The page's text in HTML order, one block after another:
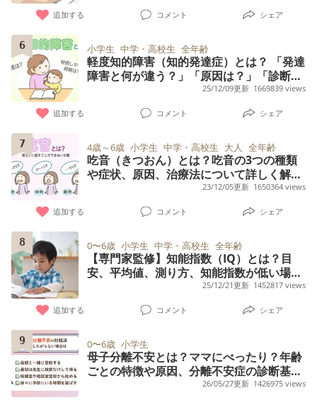
追加する コメント シェア
6 小学生 中学・高校生 全年齢
軽度知的障害（知的発達症）とは？ 「発達
障害と何が違う？」「原因は？」「診断は
どこで？」【専門家が監修】
25/12/09更新 1669839 views
追加する コメント シェア
7 4歳～6歳 小学生 中学・高校生 大人 全年齢
吃音（きつおん）とは？吃音の3つの種類
や症状、原因、治療法について詳しく解
23/12/05更新 1650364 views
追加する コメント シェア
8 0〜6歳 小学生 中学・高校生 全年齢
【専門家監修】知能指数（IQ）とは？目
安、平均値、測り方、知能指数が低い場合
の特徴や支援について解説25/12/21更新 1452817 views
追加する コメント シェア
9 0〜6歳 小学生
母子分離不安とは？ママにべったり？年齢
ごとの特徴や原因、分離不安症の診断基準
26/05/27更新 1426975 views